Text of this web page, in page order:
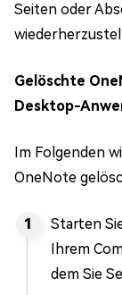
Seiten oder
Gelöschte
Desktop-
Im Folgenden
OneNote
Starten
Ihrem
dem Sie